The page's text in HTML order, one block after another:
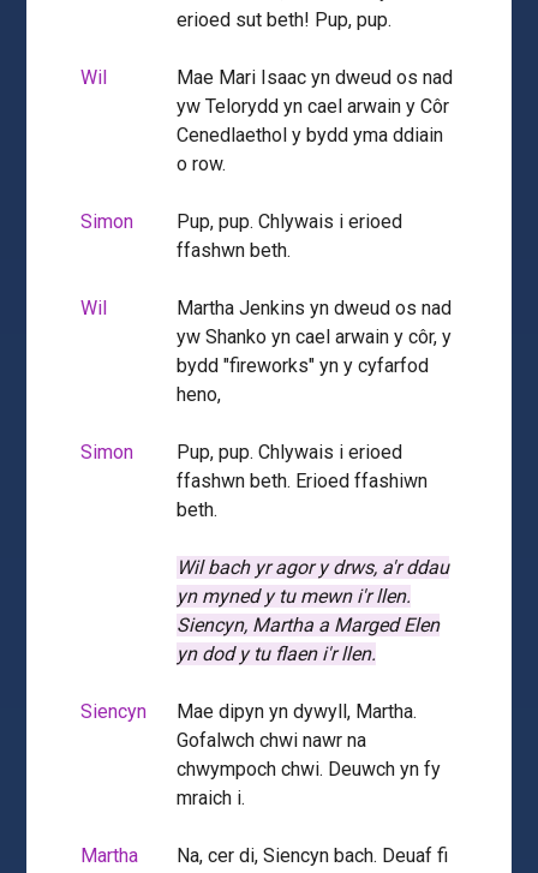
erioed sut beth! Pup, pup.
Wil
Mae Mari Isaac yn dweud os nad
yw Telorydd yn cael arwain y Côr
Cenedlaethol y bydd yma ddiain
o row.
Simon
Pup, pup. Chlywais i erioed
ffashwn beth.
Wil
Martha Jenkins yn dweud os nad
yw Shanko yn cael arwain y côr, y
bydd "fireworks" yn y cyfarfod
heno,
Simon
Pup, pup. Chlywais i erioed
ffashwn beth. Erioed ffashiwn
beth.
Wil bach yr agor y drws, a'r ddau
yn myned y tu mewn i'r llen.
Siencyn, Martha a Marged Elen
yn dod y tu flaen i'r llen.
Siencyn
Mae dipyn yn dywyll, Martha.
Gofalwch chwi nawr na
chwympoch chwi. Deuwch yn fy
mraich i.
Martha
Na, cer di, Siencyn bach. Deuaf fi